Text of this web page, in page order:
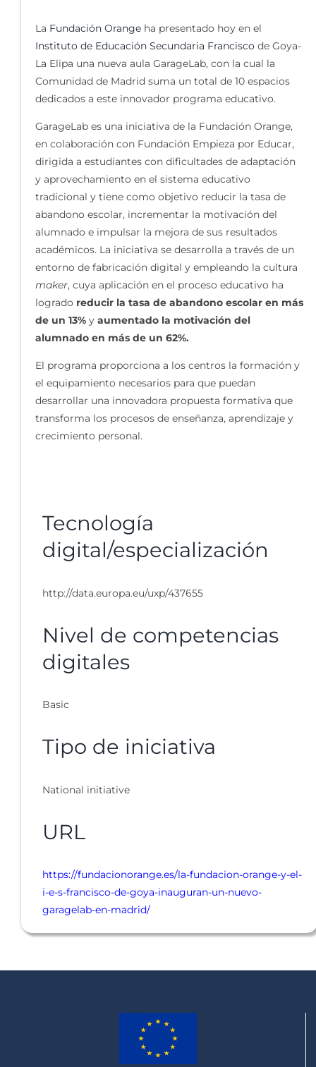
La Fundación Orange ha presentado hoy en el
Instituto de Educación Secundaria Francisco de Goya-
La Elipa una nueva aula GarageLab, con la cual la
Comunidad de Madrid suma un total de 10 espacios
dedicados a este innovador programa educativo.
GarageLab es una iniciativa de la Fundación Orange,
en colaboración con Fundación Empieza por Educar,
dirigida a estudiantes con dificultades de adaptación
y aprovechamiento en el sistema educativo
tradicional y tiene como objetivo reducir la tasa de
abandono escolar, incrementar la motivación del
alumnado e impulsar la mejora de sus resultados
académicos. La iniciativa se desarrolla a través de un
entorno de fabricación digital y empleando la cultura
maker, cuya aplicación en el proceso educativo ha
logrado reducir la tasa de abandono escolar en más
de un 13% y aumentado la motivación del
alumnado en más de un 62%.
El programa proporciona a los centros la formación y
el equipamiento necesarios para que puedan
desarrollar una innovadora propuesta formativa que
transforma los procesos de enseñanza, aprendizaje y
crecimiento personal.
Tecnología
digital/especialización
http://data.europa.eu/uxp/437655
Nivel de competencias
digitales
Basic
Tipo de iniciativa
National initiative
URL
https://fundacionorange.es/la-fundacion-orange-y-el-
i-e-s-francisco-de-goya-inauguran-un-nuevo-
garagelab-en-madrid/